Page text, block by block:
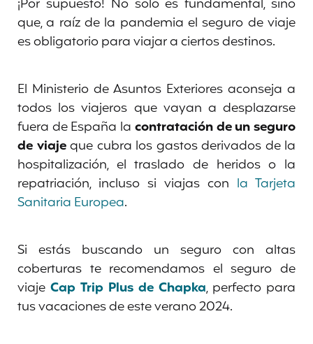
¡Por supuesto! No solo es fundamental, sino
que, a raíz de la pandemia el seguro de viaje
es obligatorio para viajar a ciertos destinos.
El Ministerio de Asuntos Exteriores aconseja a
todos los viajeros que vayan a desplazarse
fuera de España la contratación de un seguro
de viajeque cubra los gastos derivados de la
hospitalización, el traslado de heridos o la
repatriación, incluso si viajas con la Tarjeta
Sanitaria Europea.
Si estás buscando un seguro con altas
coberturas te recomendamos el seguro de
viaje Cap Trip Plus de Chapka, perfecto para
tus vacaciones de este verano 2024.